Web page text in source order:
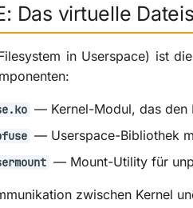
Das virtuelle
in Userspace) ist
— Kernel-Modul, das den
— Userspace-Bibliothek
— Mount-Utility für
zwischen Kernel